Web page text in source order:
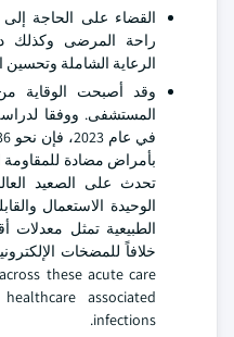
القضاء على الحاجة
راحة المرضى وكذلك
الرعاية الشاملة وتحسين
وقد أصبحت الوقاية من
المستشفى. ووفقا
بأمراض مضادة للمقاومة
تحدث على الصعيد
الوحيدة الاستعمال
الطبيعية تمثل معدلات
these acute care
associated
infections.